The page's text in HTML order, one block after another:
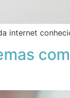
internet